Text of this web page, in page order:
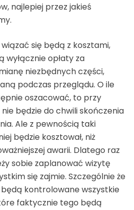
najlepiej przez jakieś
się będą z kosztami,
opłaty za
niezbędnych części,
podczas przeglądu. O ile
oszacować, to przy
będzie do chwili skończenia
Ale z pewnością taki
będzie kosztował, niż
awarii. Dlatego raz
sobie zaplanować wizytę
się zajmie. Szczególnie że
kontrolowane wszystkie
faktycznie tego będą